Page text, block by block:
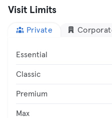
Visit Limits
Private
Essential
Classic
Premium
Max